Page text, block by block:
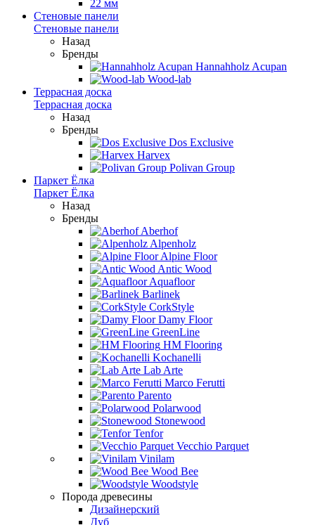
22 мм
Стеновые панели
Стеновые панели
Назад
Бренды
Hannahholz Acupan
Wood-lab
Террасная доска
Террасная доска
Назад
Бренды
Dos Exclusive
Harvex
Polivan Group
Паркет Ёлка
Паркет Ёлка
Назад
Бренды
Aberhof
Alpenholz
Alpine Floor
Antic Wood
Aquafloor
Barlinek
CorkStyle
Damy Floor
GreenLine
HM Flooring
Kochanelli
Lab Arte
Marco Ferutti
Parento
Polarwood
Stonewood
Tenfor
Vecchio Parquet
Vinilam
Wood Bee
Woodstyle
Порода древесины
Дизайнерский
Дуб